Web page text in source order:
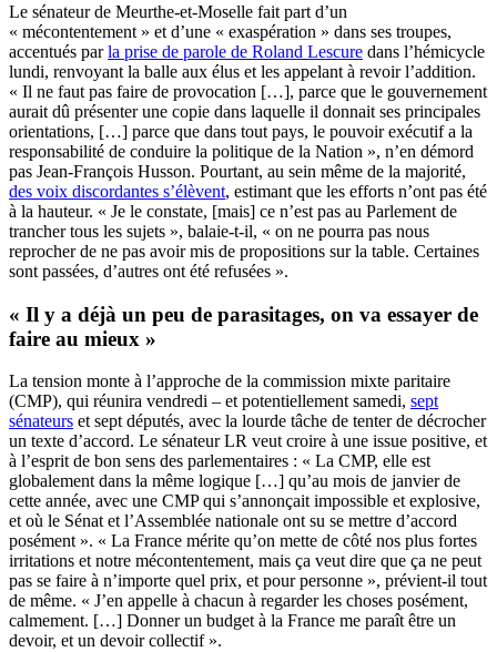
Le sénateur de Meurthe-et-Moselle fait part d’un
« mécontentement » et d’une « exaspération » dans ses troupes,
accentués parla prise de parole de Roland Lescure dans l’hémicycle
lundi, renvoyant la balle aux élus et les appelant à revoir l’addition.
« Il ne faut pas faire de provocation […], parce que le gouvernement
aurait dû présenter une copie dans laquelle il donnait ses principales
orientations, […] parce que dans tout pays, le pouvoir exécutif a la
responsabilité de conduire la politique de la Nation », n’en démord
pas Jean-François Husson. Pourtant, au sein même de la majorité,
des voix discordantes s’élèvent, estimant que les efforts n’ont pas été
à la hauteur. « Je le constate, [mais] ce n’est pas au Parlement de
trancher tous les sujets », balaie-t-il, « on ne pourra pas nous
reprocher de ne pas avoir mis de propositions sur la table. Certaines
sont passées, d’autres ont été refusées ».
« Il y a déjà un peu de parasitages, on va essayer de
faire au mieux »
La tension monte à l’approche de la commission mixte paritaire
(CMP), qui réunira vendredi – et potentiellement samedi, sept
sénateurs et sept députés, avec la lourde tâche de tenter de décrocher
un texte d’accord. Le sénateur LR veut croire à une issue positive, et
à l’esprit de bon sens des parlementaires : « La CMP, elle est
globalement dans la même logique […] qu’au mois de janvier de
cette année, avec une CMP qui s’annonçait impossible et explosive,
et où le Sénat et l’Assemblée nationale ont su se mettre d’accord
posément ». « La France mérite qu’on mette de côté nos plus fortes
irritations et notre mécontentement, mais ça veut dire que ça ne peut
pas se faire à n’importe quel prix, et pour personne », prévient-il tout
de même. « J’en appelle à chacun à regarder les choses posément,
calmement. […] Donner un budget à la France me paraît être un
devoir, et un devoir collectif ».